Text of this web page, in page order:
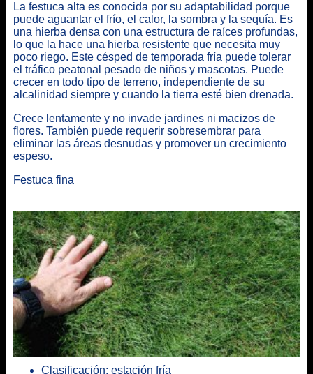
La festuca alta es conocida por su adaptabilidad porque
puede aguantar el frío, el calor, la sombra y la sequía. Es
una hierba densa con una estructura de raíces profundas,
lo que la hace una hierba resistente que necesita muy
poco riego. Este césped de temporada fría puede tolerar
el tráfico peatonal pesado de niños y mascotas. Puede
crecer en todo tipo de terreno, independiente de su
alcalinidad siempre y cuando la tierra esté bien drenada.
Crece lentamente y no invade jardines ni macizos de
flores. También puede requerir sobresembrar para
eliminar las áreas desnudas y promover un crecimiento
espeso.
Festuca fina
Clasificación: estación fría